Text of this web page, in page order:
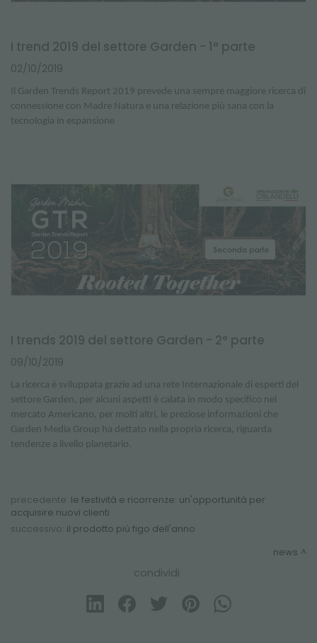
I trend 2019 del settore Garden - 1° parte
02/10/2019
Il Garden Trends Report 2019 prevede una sempre maggiore ricerca di
connessione con Madre Natura e una relazione più sana con la
tecnologia in espansione
I trends 2019 del settore Garden - 2° parte
09/10/2019
La ricerca è sviluppata grazie ad una rete Internazionale di esperti del
settore Garden, per alcuni aspetti è calata in modo specifico nel
mercato Americano, per molti altri, le preziose informazioni che
Garden Media Group ha dettato nella propria ricerca, riguarda
tendenze a livello planetario.
precedente: le festività e ricorrenze: un'opportunità per
acquisire nuovi clienti
successivo: il prodotto più figo dell'anno
news
condividi